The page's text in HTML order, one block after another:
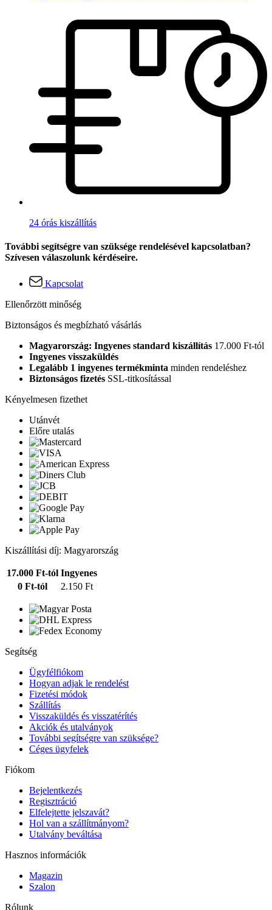
24 órás kiszállítás
További segítségre van szüksége rendelésével kapcsolatban?
Szívesen válaszolunk kérdéseire.
Kapcsolat
Ellenőrzött minőség
Biztonságos és megbízható vásárlás
Magyarország: Ingyenes standard kiszállítás 17.000 Ft-tól
Ingyenes visszaküldés
Legalább 1 ingyenes termékminta minden rendeléshez
Biztonságos fizetés SSL-titkosítással
Kényelmesen fizethet
Utánvét
Előre utalás
Kiszállítási díj: Magyarország
17.000 Ft-tól Ingyenes
0 Ft-tól
2.150 Ft
Segítség
Ügyfélfiókom
Hogyan adjak le rendelést
Fizetési módok
Szállítás
Visszaküldés és visszatérítés
Akciók és utalványok
További segítségre van szüksége?
Céges ügyfelek
Fiókom
Bejelentkezés
Regisztráció
Elfelejtette jelszavát?
Hol van a szállítmányom?
Utalvány beváltása
Hasznos információk
Magazin
Szalon
Rólunk